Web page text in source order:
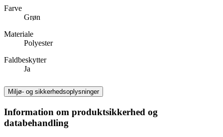
Farve
Grøn
Materiale
Polyester
Faldbeskytter
Ja
Miljø- og sikkerhedsoplysninger
Information om produktsikkerhed og
databehandling